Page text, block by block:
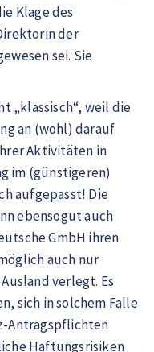
Klage des
der
sei. Sie
„klassisch“, weil die
an (wohl) darauf
Aktivitäten in
im (günstigeren)
aufgepasst! Die
ebensogut auch
GmbH ihren
auch nur
verlegt. Es
sich in solchem Falle
Antragspflichten
Haftungsrisiken